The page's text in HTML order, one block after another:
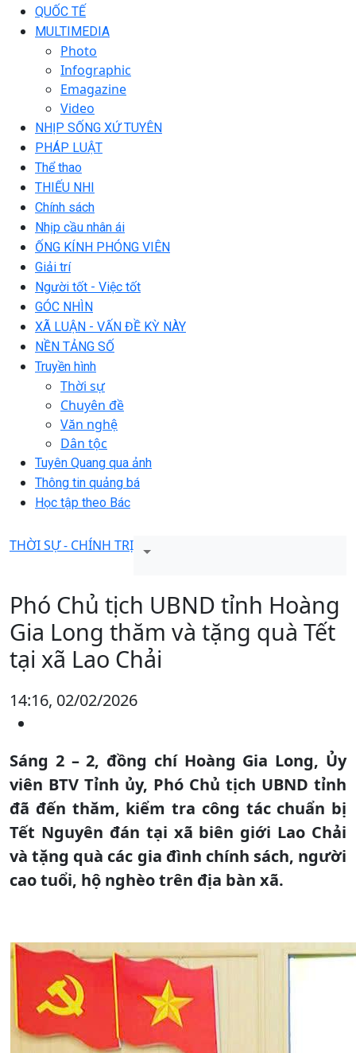
QUỐC TẾ
MULTIMEDIA
Photo
Infographic
Emagazine
Video
NHỊP SỐNG XỨ TUYÊN
PHÁP LUẬT
Thể thao
THIẾU NHI
Chính sách
Nhịp cầu nhân ái
ỐNG KÍNH PHÓNG VIÊN
Giải trí
Người tốt - Việc tốt
GÓC NHÌN
XÃ LUẬN - VẤN ĐỀ KỲ NÀY
NỀN TẢNG SỐ
Truyền hình
Thời sự
Chuyên đề
Văn nghệ
Dân tộc
Tuyên Quang qua ảnh
Thông tin quảng bá
Học tập theo Bác
THỜI SỰ - CHÍNH TRỊ
Phó Chủ tịch UBND tỉnh Hoàng
Gia Long thăm và tặng quà Tết
tại xã Lao Chải
14:16, 02/02/2026
Sáng 2 – 2, đồng chí Hoàng Gia Long, Ủy
viên BTV Tỉnh ủy, Phó Chủ tịch UBND tỉnh
đã đến thăm, kiểm tra công tác chuẩn bị
Tết Nguyên đán tại xã biên giới Lao Chải
và tặng quà các gia đình chính sách, người
cao tuổi, hộ nghèo trên địa bàn xã.